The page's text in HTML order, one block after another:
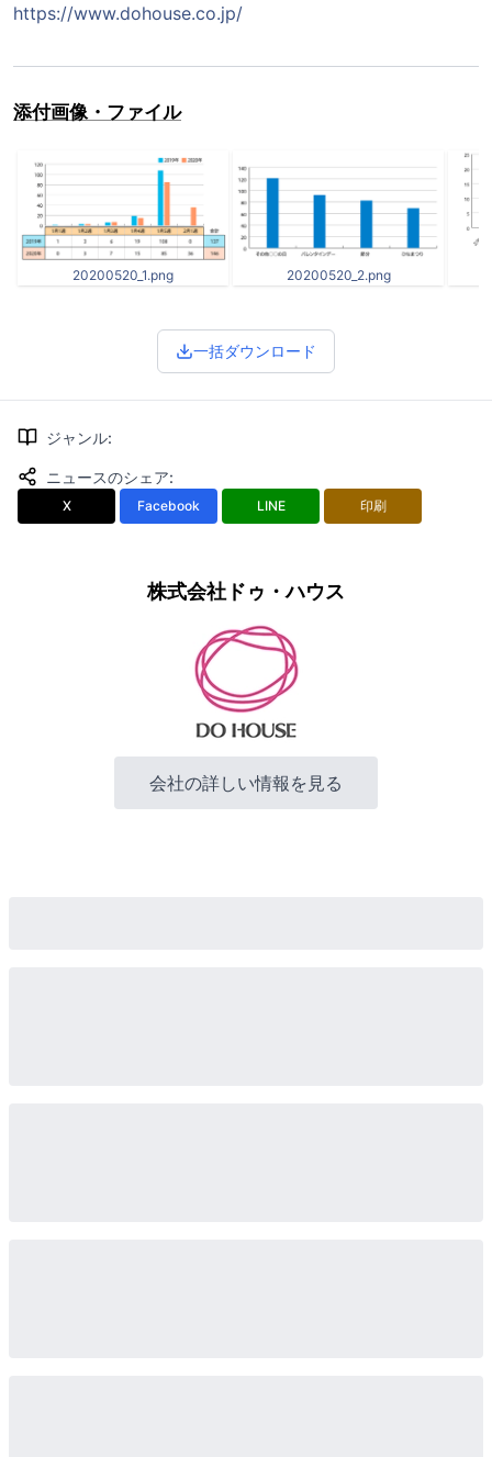
https://www.dohouse.co.jp/
添付画像・ファイル
20200520_1.png 20200520_2.png
一括ダウンロード
ジャンル:
ニュースのシェア:
X Facebook LINE 印刷
株式会社ドゥ・ハウス
会社の詳しい情報を見る